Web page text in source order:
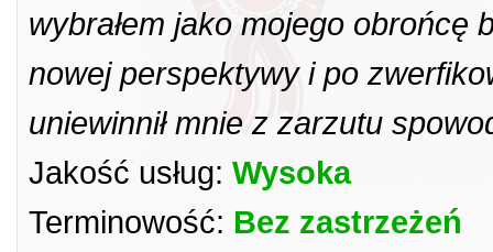
wybrałem jako mojego obrońcę
nowej perspektywy i po
uniewinnił mnie z zarzutu
Jakość usług: Wysoka
Terminowość: Bez zastrzeżeń